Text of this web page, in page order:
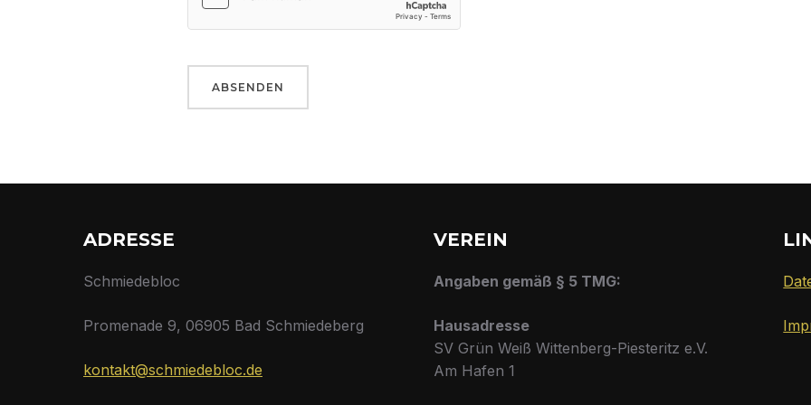
ABSENDEN
ADRESSE
Schmiedebloc
Promenade 9, 06905 Bad Schmiedeberg
kontakt@schmiedebloc.de
VEREIN
Angaben gemäß § 5 TMG:
Hausadresse
SV Grün Weiß Wittenberg-Piesteritz e.V.
Am Hafen 1